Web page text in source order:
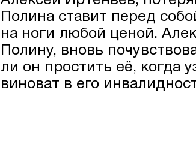
Полина ставит перед
на ноги любой ценой.
Полину, вновь
ли он простить её, когда
виноват в его